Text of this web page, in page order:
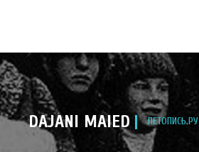
DAJANI MAIED ЛЕТОПИСЬ.РУ